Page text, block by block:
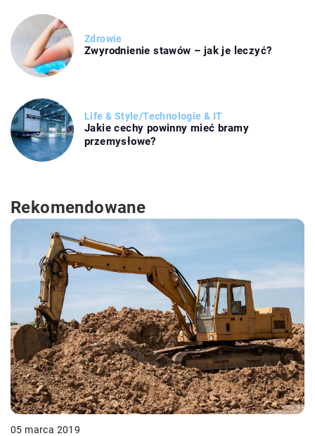
Zdrowie
Zwyrodnienie stawów – jak je leczyć?
Life & Style/Technologie & IT
Jakie cechy powinny mieć bramy
przemysłowe?
Rekomendowane
05 marca 2019